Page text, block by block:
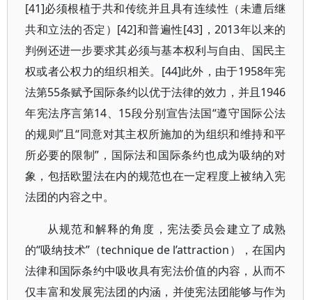
[41]必须根植于共和传统并且具有连续性（未遭后继
共和立法的否定）[42]和普遍性[43]，2013年以来的
判例还进一步要求其必须与基本权利与自由、国民主
权或者公权力的组织相关。[44]此外，由于1958年宪
法第55条赋予国际条约以优于法律的效力，并且1946
年宪法序言第14、15段分别宣告法国“遵守国际公法
的规则”且“同意对其主权所施加的为组织和维持和平
所必要的限制”，国际法和国际条约也成为吸纳的对
象，包括欧盟法在内的规范也在一定程度上被纳入宪
法团的内容之中。
从规范和解释的角度，宪法委员会建立了成熟
的“吸纳技术”（technique de l’attraction），在国内
法律和国际条约中吸收具有宪法价值的内容，从而不
仅丰富和发展宪法团的内涵，并使宪法团能够与作为